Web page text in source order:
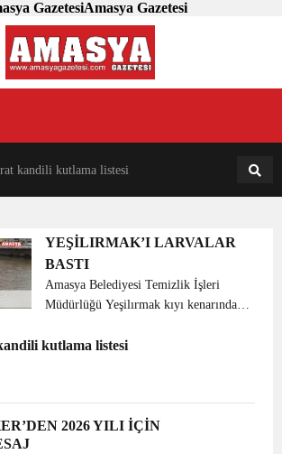
GazetesiAmasya Gazetesi
kandili kutlama listesi 18:31
YEŞİLIRMAK’I LARVALAR
BASTI
Amasya Belediyesi Temizlik İşleri
Müdürlüğü Yeşilırmak kıyı kenarında
ilgili açıklama yapan Temizlik İşleri
kutlama listesi
2026 YILI İÇİN